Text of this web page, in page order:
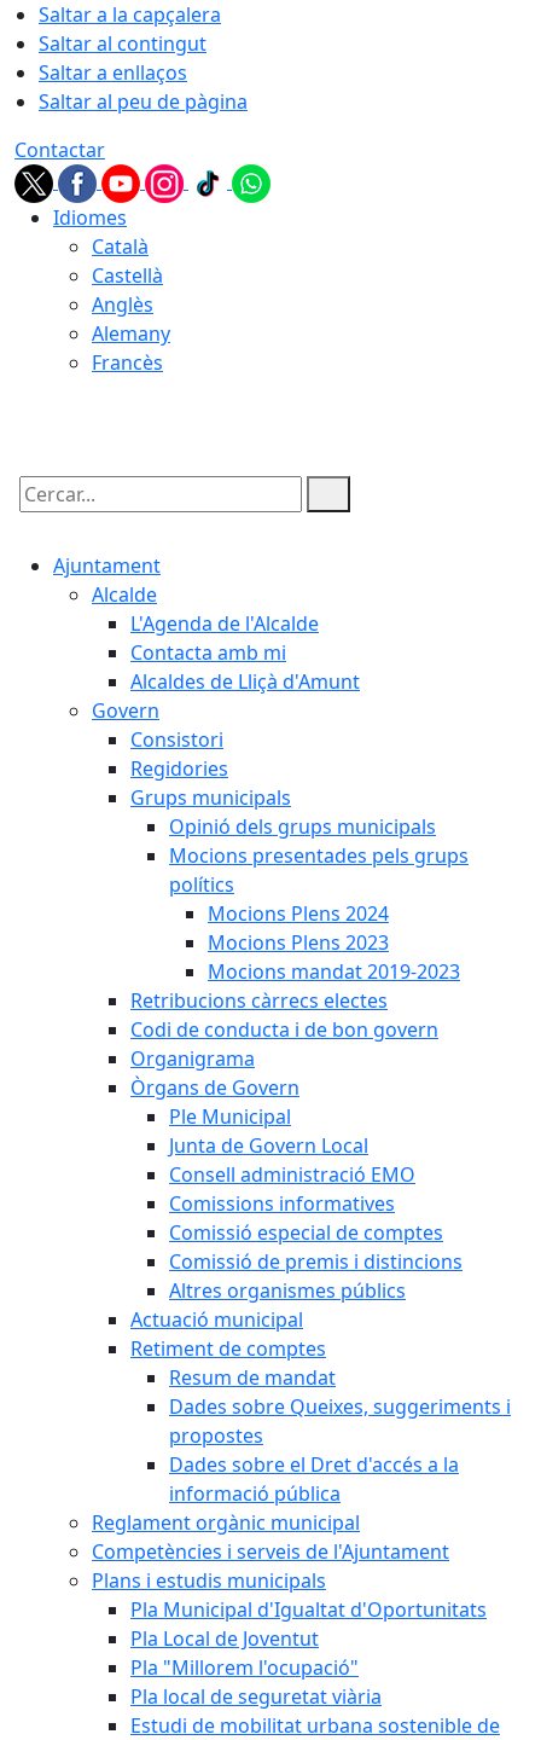
Saltar a la capçalera
Saltar al contingut
Saltar a enllaços
Saltar al peu de pàgina
Contactar
Idiomes
Català
Castellà
Anglès
Alemany
Francès
Cercar:
Ajuntament
Alcalde
L'Agenda de l'Alcalde
Contacta amb mi
Alcaldes de Lliçà d'Amunt
Govern
Consistori
Regidories
Grups municipals
Opinió dels grups municipals
Mocions presentades pels grups
polítics
Mocions Plens 2024
Mocions Plens 2023
Mocions mandat 2019-2023
Retribucions càrrecs electes
Codi de conducta i de bon govern
Organigrama
Òrgans de Govern
Ple Municipal
Junta de Govern Local
Consell administració EMO
Comissions informatives
Comissió especial de comptes
Comissió de premis i distincions
Altres organismes públics
Actuació municipal
Retiment de comptes
Resum de mandat
Dades sobre Queixes, suggeriments i
propostes
Dades sobre el Dret d'accés a la
informació pública
Reglament orgànic municipal
Competències i serveis de l'Ajuntament
Plans i estudis municipals
Pla Municipal d'Igualtat d'Oportunitats
Pla Local de Joventut
Pla "Millorem l'ocupació"
Pla local de seguretat viària
Estudi de mobilitat urbana sostenible de